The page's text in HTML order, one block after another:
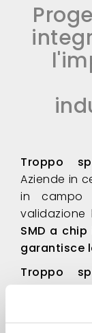
Troppo
Aziende in
in campo
SMD a chip
garantisce
Troppo
Aziende
sviluppo
momento